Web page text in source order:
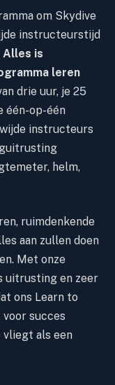
om Skydive
instructeurstijd
Alles is
leren
drie uur, je 25
één-op-één
instructeurs
helm,
ruimdenkende
aan zullen doen
Met onze
uitrusting en zeer
ons Learn to
succes
als een